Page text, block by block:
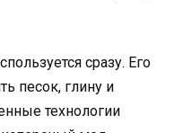
сразу. Его
песок, глину и
технологии